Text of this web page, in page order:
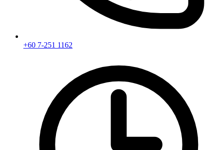
+60 7-251 1162